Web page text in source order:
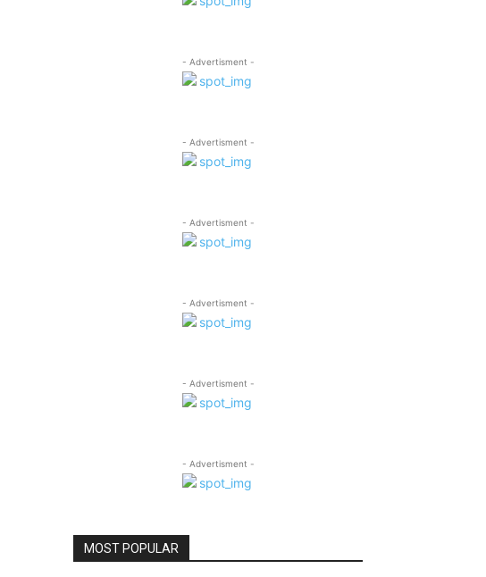
- Advertisment -
- Advertisment -
- Advertisment -
- Advertisment -
- Advertisment -
- Advertisment -
MOST POPULAR